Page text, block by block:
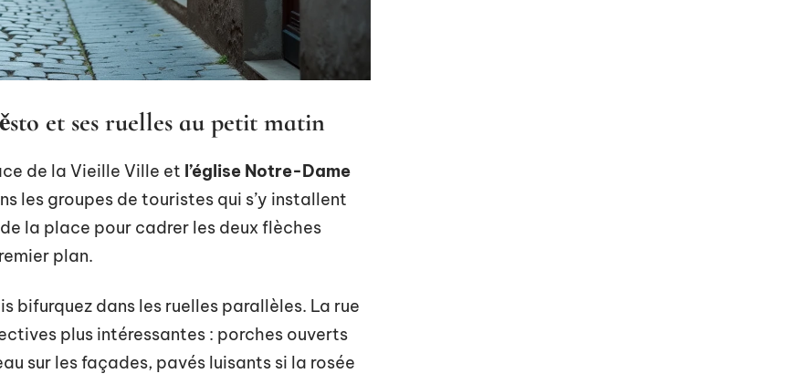
et ses ruelles au petit matin
de la Vieille Ville et l’église Notre-Dame
les groupes de touristes qui s’y installent
la place pour cadrer les deux flèches
plan.
bifurquez dans les ruelles parallèles. La rue
plus intéressantes : porches ouverts
sur les façades, pavés luisants si la rosée